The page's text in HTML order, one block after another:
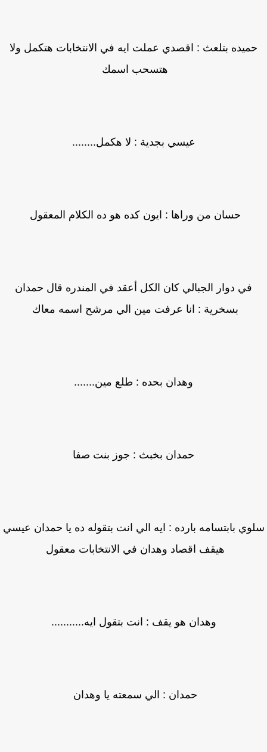
بتلعث : اقصدي عملت ايه في الانتخابات هتكمل ولا
هتسحب اسمك
عيسي بجدية : لا هكمل........
حسان من وراها : ايون كده هو ده الكلام المعقول
في دوار الجبالي كان الكل أعقد في المندره قال حمدان
بسخرية : انا عرفت مين الي مرشح اسمه معاك
وهدان بحده : طلع مين.......
حمدان بخبث : جوز بنت صفا
بابتسامه بارده : ايه الي انت بتقوله ده يا حمدان عيسي
هيقف اقصاد وهدان في الانتخابات معقول
وهدان هو يقف : انت بتقول ايه...........
حمدان : الي سمعته يا وهدان